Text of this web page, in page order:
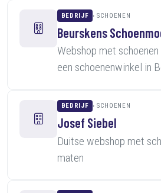
BEDRIJF SCHOENEN
Beurskens
Webshop met
een schoenenwinkel in
BEDRIJF SCHOENEN
Josef Siebel
Duitse webshop met
maten